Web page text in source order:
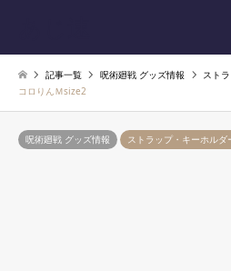
記事一覧 呪術廻戦 グッズ情報 スト
コロりんＭsize2
呪術廻戦 グッズ情報 ストラップ・キーホルダ